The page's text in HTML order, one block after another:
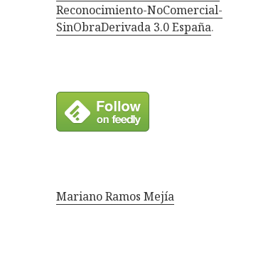
Reconocimiento-NoComercial-
SinObraDerivada 3.0 España.
Mariano Ramos Mejía